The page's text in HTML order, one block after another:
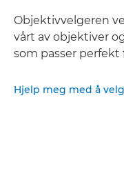
Objektivvelgeren
vårt av objektiver
som passer perfekt
Hjelp meg med å